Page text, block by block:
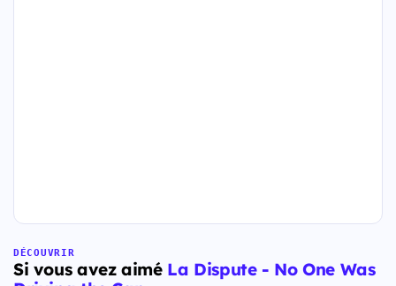
DÉCOUVRIR
Si vous avez aimé La Dispute - No One Was